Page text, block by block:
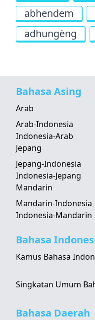
abhendem
adhungèng
Bahasa Asing
Arab
Arab-Indonesia
Indonesia-Arab
Jepang
Jepang-Indonesia
Indonesia-Jepang
Mandarin
Mandarin-Indonesia
Indonesia-Mandarin
Bahasa
Kamus Bahasa
Singkatan Umum
Bahasa Daerah